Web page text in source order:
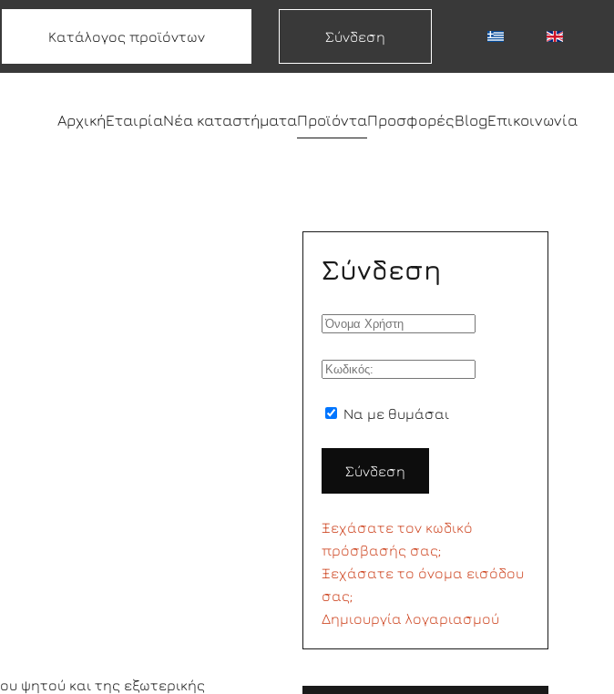
Κατάλογος προϊόντων Σύνδεση
ΑρχικήΕταιρίαΝέα καταστήματαΠροϊόνταΠροσφορέςBlogΕπικοινωνία
ψητού και της εξωτερικής
Σύνδεση
Να με θυμάσαι
Σύνδεση
Ξεχάσατε τον κωδικό
πρόσβασής σας;
Ξεχάσατε το όνομα εισόδου
σας;
Δημιουργία λογαριασμού